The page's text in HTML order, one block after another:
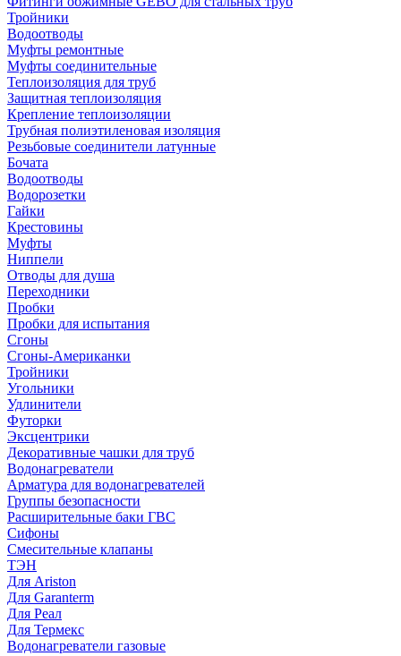
Тройники
Водоотводы
Муфты ремонтные
Муфты соединительные
Теплоизоляция для труб
Защитная теплоизоляция
Крепление теплоизоляции
Трубная полиэтиленовая изоляция
Резьбовые соединители латунные
Бочата
Водоотводы
Водорозетки
Гайки
Крестовины
Муфты
Ниппели
Отводы для душа
Переходники
Пробки
Пробки для испытания
Сгоны
Сгоны-Американки
Тройники
Угольники
Удлинители
Футорки
Эксцентрики
Декоративные чашки для труб
Водонагреватели
Арматура для водонагревателей
Группы безопасности
Расширительные баки ГВС
Сифоны
Смесительные клапаны
ТЭН
Для Ariston
Для Garanterm
Для Реал
Для Термекс
Водонагреватели газовые